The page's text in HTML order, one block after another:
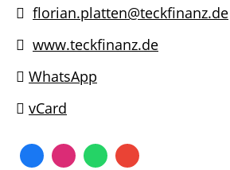
florian.platten@teckfinanz.de
www.teckfinanz.de
WhatsApp
vCard